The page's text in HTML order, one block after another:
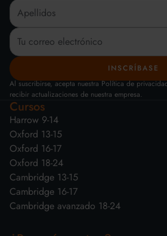
Al suscribirse, acepta nuestra Política de
recibir actualizaciones de nuestra empresa.
Cursos
Harrow 9-14
Oxford 13-15
Oxford 16-17
Oxford 18-24
Cambridge 13-15
Cambridge 16-17
Cambridge avanzado 18-24